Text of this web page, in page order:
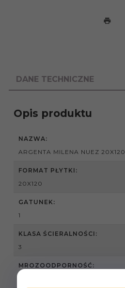
DANE TECHNICZNE
Opis produktu
NAZWA:
ARGENTA MILENA NUEZ 20X120
FORMAT PŁYTKI:
20X120
GATUNEK:
1
KLASA ŚCIERALNOŚCI:
3
MROZOODPORNOŚĆ: